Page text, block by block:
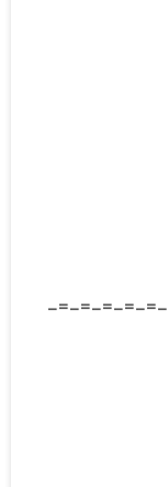
-=-=-=-=-